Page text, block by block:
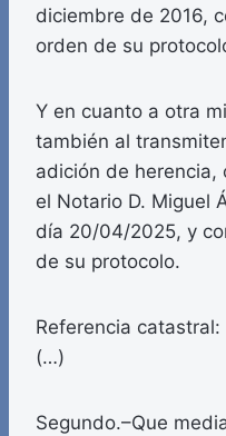
diciembre de 2016,
orden de su
Y en cuanto a otra
también al
adición de herencia,
el Notario D. Miguel
día 20/04/2025, y
de su protocolo.
Referencia
(…)
Segundo.–Que